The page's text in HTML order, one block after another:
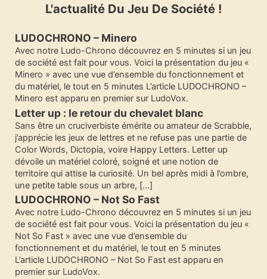
L'actualité Du Jeu De Société !
LUDOCHRONO – Minero
Avec notre Ludo-Chrono découvrez en 5 minutes si un jeu
de société est fait pour vous. Voici la présentation du jeu «
Minero » avec une vue d’ensemble du fonctionnement et
du matériel, le tout en 5 minutes L’article LUDOCHRONO –
Minero est apparu en premier sur LudoVox.
Letter up : le retour du chevalet blanc
Sans être un cruciverbiste émérite ou amateur de Scrabble,
j’apprécie les jeux de lettres et ne refuse pas une partie de
Color Words, Dictopia, voire Happy Letters. Letter up
dévoile un matériel coloré, soigné et une notion de
territoire qui attise la curiosité. Un bel après midi à l’ombre,
une petite table sous un arbre, […]
LUDOCHRONO – Not So Fast
Avec notre Ludo-Chrono découvrez en 5 minutes si un jeu
de société est fait pour vous. Voici la présentation du jeu «
Not So Fast » avec une vue d’ensemble du
fonctionnement et du matériel, le tout en 5 minutes
L’article LUDOCHRONO – Not So Fast est apparu en
premier sur LudoVox.